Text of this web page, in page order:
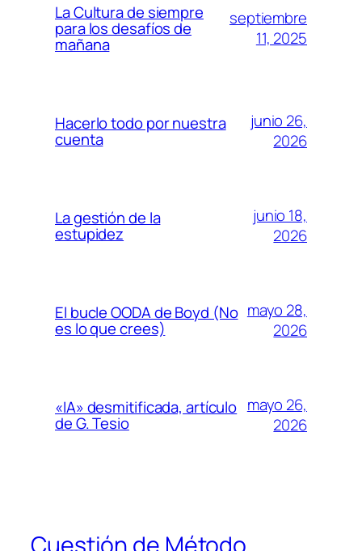
La Cultura de siempre
para los desafíos de
mañana
septiembre
11, 2025
Hacerlo todo por nuestra
cuenta
junio 26,
2026
La gestión de la
estupidez
junio 18,
2026
El bucle OODA de Boyd (No
es lo que crees)
mayo 28,
2026
«IA» desmitificada, artículo
de G. Tesio
mayo 26,
2026
Cuestión de Método